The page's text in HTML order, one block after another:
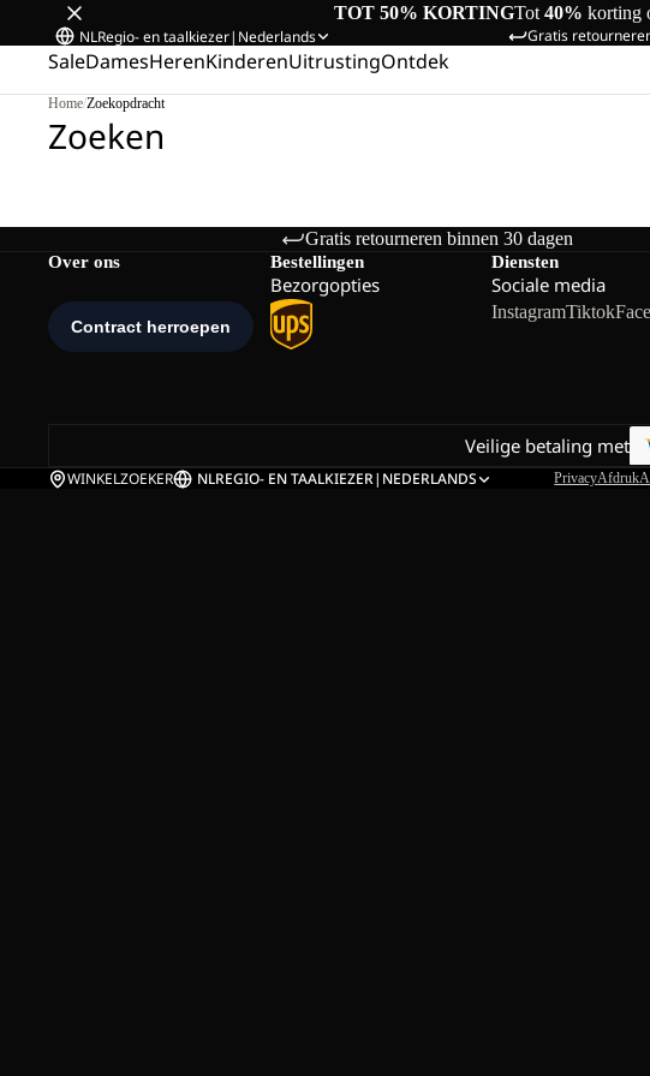
TOT 50% KORTINGTot 40% korting
Gratis
NLRegio- en taalkiezer| Nederlands
SaleDamesHerenKinderenUitrustingOntdek
Home/Zoekopdracht
Zoeken
Gratis retourneren binnen 30 dagen
Over ons Bestellingen
Bezorgopties
Diensten
Sociale media
InstagramTiktok
Veilige betaling met
WINKELZOEKER NLREGIO- EN TAALKIEZER| NEDERLANDS PrivacyAfdruk